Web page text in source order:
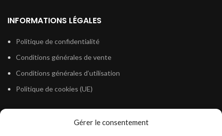
Gérer le consentement
INFORMATIONS LÉGALES
Politique de confidentialité
Conditions générales de vente
Conditions générales d’utilisation
Politique de cookies (UE)